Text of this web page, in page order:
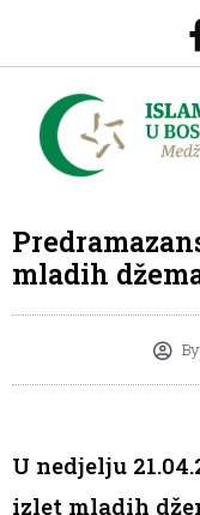
mladih
By
U nedjelju
izlet mladih